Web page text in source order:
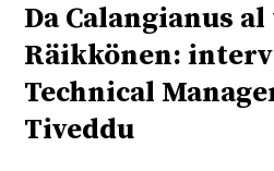
Da Calangianus
Räikkönen:
Technical
Tiveddu